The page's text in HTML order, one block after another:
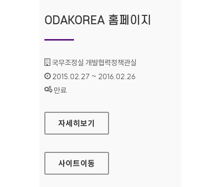
ODAKOREA 홈페이지
기관명 :
국무조정실 개발협력정책관실
인증기간 :
2015.02.27 ~ 2016.02.26
상태 :
만료
ODAKOREA 홈페이지
자세히보기
사이트이동